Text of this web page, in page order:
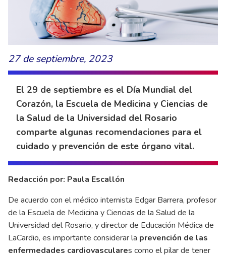
27 de septiembre, 2023
El 29 de septiembre es el Día Mundial del
Corazón, la Escuela de Medicina y Ciencias de
la Salud de la Universidad del Rosario
comparte algunas recomendaciones para el
cuidado y prevención de este órgano vital.
Redacción por: Paula Escallón
De acuerdo con el médico internista Edgar Barrera, profesor
de la Escuela de Medicina y Ciencias de la Salud de la
Universidad del Rosario, y director de Educación Médica de
LaCardio, es importante considerar la prevención de las
enfermedades cardiovasculares como el pilar de tener